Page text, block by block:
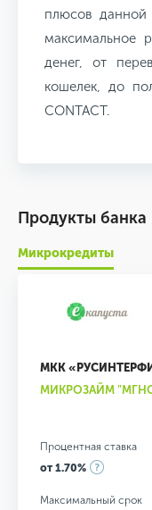
плюсов данной
максимальное
денег, от
кошелек, до
CONTACT.
Продукты банка
Микрокредиты
МКК
МИКРОЗАЙМ
Процентная ставка
от 1.70%
Максимальный срок